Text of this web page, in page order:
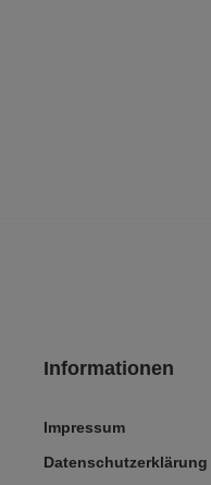
Informationen
Impressum
Datenschutzerklärung